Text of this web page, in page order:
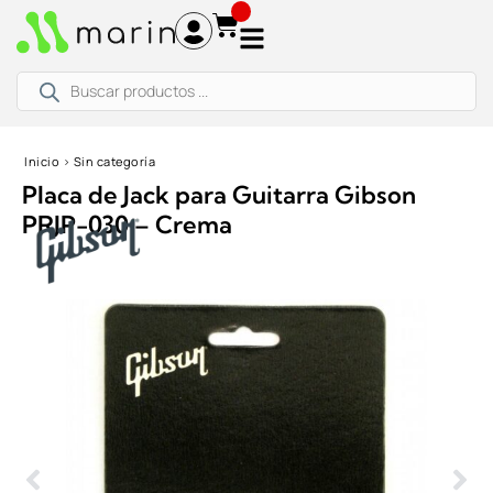
productos
Inicio › Sin categoría
Placa de Jack para Guitarra Gibson
PRJP-030 – Crema